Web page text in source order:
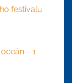
festivalu.
– 1.